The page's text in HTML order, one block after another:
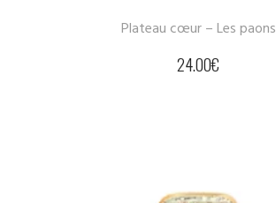
Plateau cœur – Les paons
24.00€